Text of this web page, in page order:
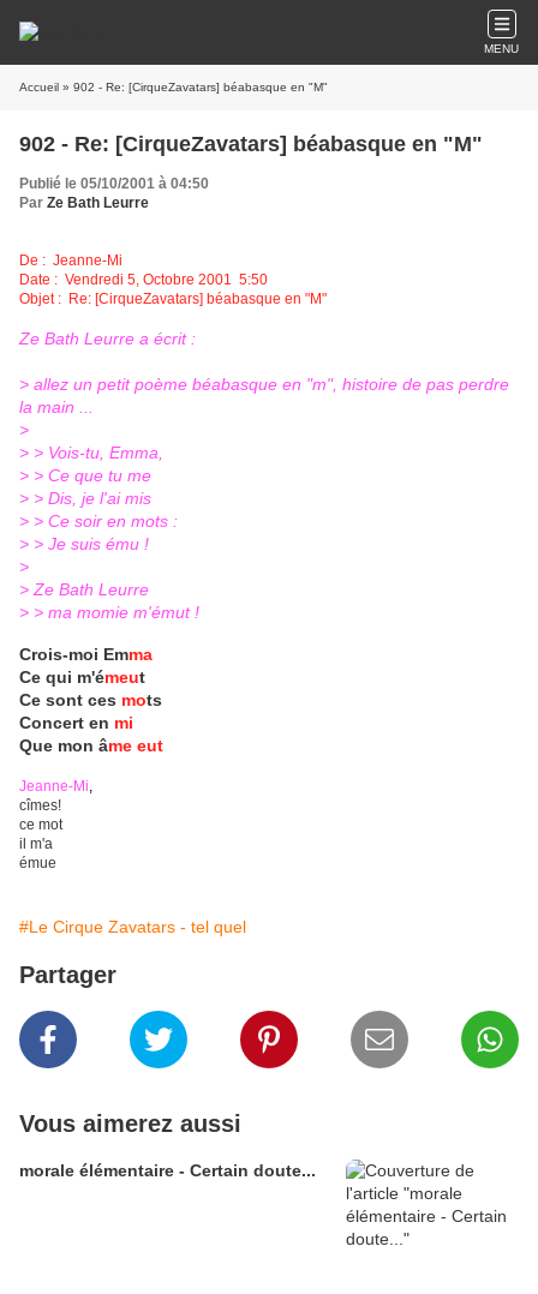
MENU
Accueil » 902 - Re: [CirqueZavatars] béabasque en "M"
902 - Re: [CirqueZavatars] béabasque en "M"
Publié le 05/10/2001 à 04:50
Par Ze Bath Leurre
De : Jeanne-Mi
Date : Vendredi 5, Octobre 2001 5:50
Objet : Re: [CirqueZavatars] béabasque en "M"
Ze Bath Leurre a écrit :
> allez un petit poème béabasque en "m", histoire de pas perdre
la main ...
>
> > Vois-tu, Emma,
> > Ce que tu me
> > Dis, je l'ai mis
> > Ce soir en mots :
> > Je suis ému !
>
> Ze Bath Leurre
> > ma momie m'émut !
Crois-moi Emma
Ce qui m'émeut
Ce sont ces mots
Concert en mi
Que mon âme eut
Jeanne-Mi,
cîmes!
ce mot
il m'a
émue
#Le Cirque Zavatars - tel quel
Partager
Vous aimerez aussi
morale élémentaire - Certain doute...